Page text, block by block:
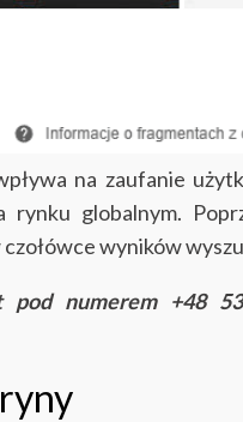
na zaufanie
globalnym.
wyników
pod numerem +48